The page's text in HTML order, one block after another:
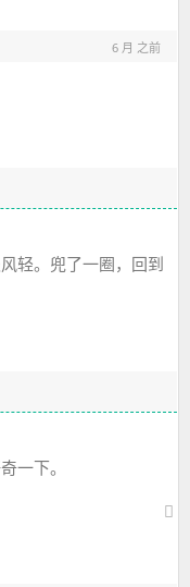
6 月 之前
轻。兜了一圈，回到
一下。